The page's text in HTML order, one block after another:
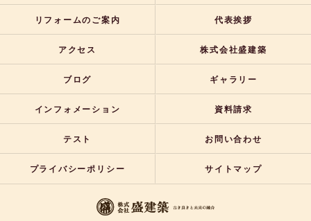
リフォームのご案内 代表挨拶
アクセス 株式会社盛建築
ブログ ギャラリー
インフォメーション 資料請求
テスト お問い合わせ
プライバシーポリシー サイトマップ